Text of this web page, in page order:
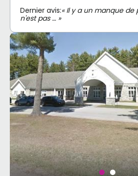
Dernier avis:« Il y a un manque de
n'est pas … »